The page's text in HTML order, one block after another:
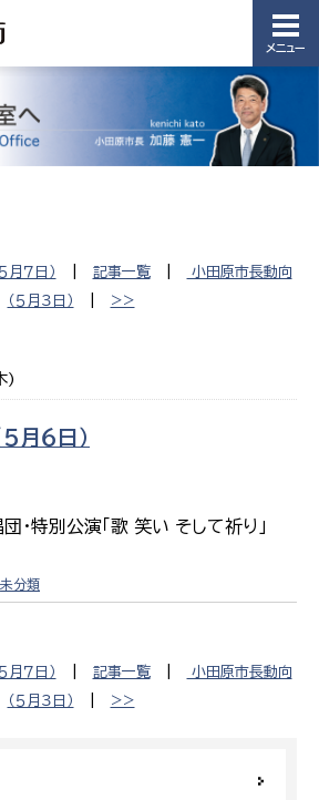
メニュー
月７日） 記事一覧|
小田原市長動向
（５月３日）
>>
)
月６日）
特別公演「歌 笑い そして祈り」
未分類
月７日） 記事一覧|
小田原市長動向
（５月３日）
>>